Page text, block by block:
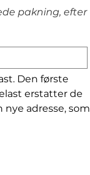
pakning, efter
Den første
erstatter de
adresse, som